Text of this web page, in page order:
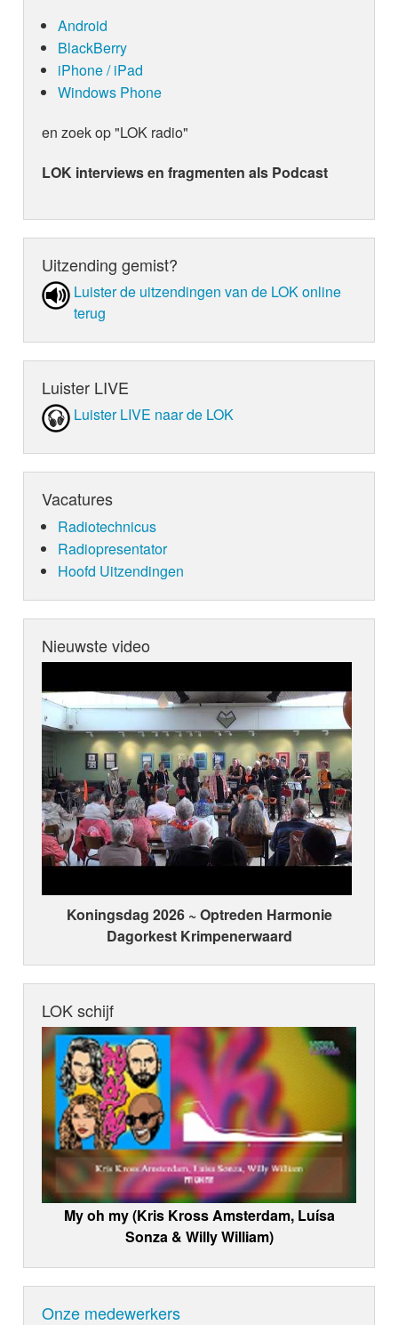
Android
BlackBerry
iPhone / iPad
Windows Phone
en zoek op "LOK radio"
LOK interviews en fragmenten als Podcast
Uitzending gemist?
Luister de uit­zen­din­gen van de LOK online
terug
Luister LIVE
Luister LIVE naar de LOK
Vacatures
Radiotechnicus
Radiopresentator
Hoofd Uitzendingen
Nieuwste video
Koningsdag 2026 ~ Optreden Harmonie
Dagorkest Krimpenerwaard
LOK schijf
My oh my (Kris Kross Amsterdam, Luísa
Sonza & Willy William)
Onze medewerkers